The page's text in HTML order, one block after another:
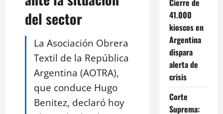
del sector
La Asociación Obrera
Textil de la República
Argentina (AOTRA),
que conduce Hugo
Benitez, declaró hoy
41.000
kioscos en
Argentina
dispara
alerta de
crisis
Corte
Suprema: